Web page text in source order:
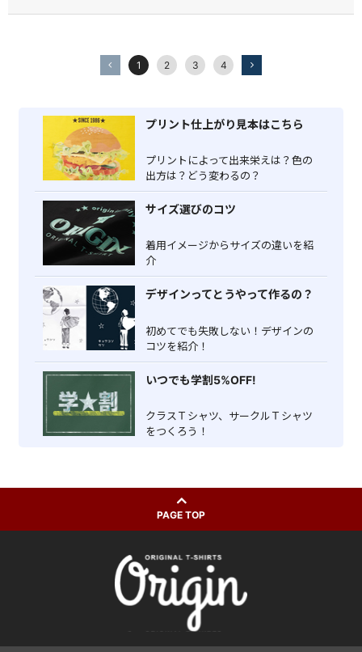
1 2 3 4
プリント仕上がり見本はこちら
プリントによって出来栄えは？色の
出方は？どう変わるの？
サイズ選びのコツ
着用イメージからサイズの違いを紹
介
デザインってとうやって作るの？
初めてでも失敗しない！デザインの
コツを紹介！
いつでも学割5%OFF!
クラスＴシャツ、サークルＴシャツ
をつくろう！
PAGE TOP